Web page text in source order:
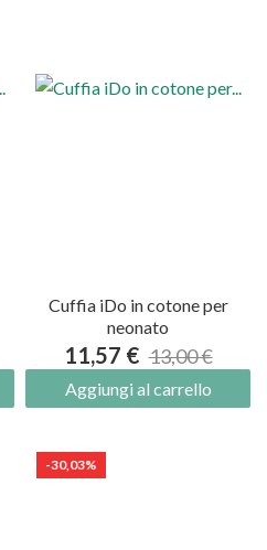
Cuffia iDo in cotone per
neonato
11,57 € 13,00 €
Aggiungi al carrello
-30,03%